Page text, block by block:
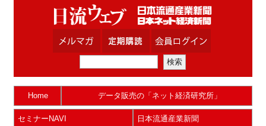
Home データ販売の「ネット経済研究所」
セミナーNAVI 日本流通産業新聞